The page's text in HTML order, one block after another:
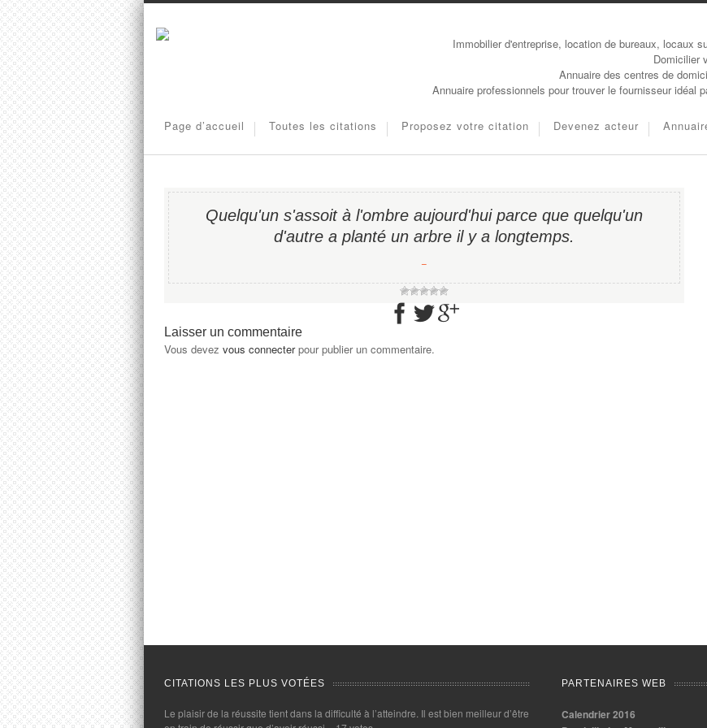
Immobilier d'entreprise, location de bureaux, locaux
Domicilier
Annuaire des centres de
Annuaire professionnels pour trouver le fournisseur idéal
Page d’accueil Toutes les citations Proposez votre citation Devenez acteur
Quelqu'un s'assoit à l'ombre aujourd'hui parce que quelqu'un
d'autre a planté un arbre il y a longtemps.
−
Laisser un commentaire
Vous devez vous connecterpour publier un commentaire.
CITATIONS LES PLUS VOTÉES
Le plaisir de la réussite tient dans la difficulté à l’atteindre. Il est bien meilleur d’être
PARTENAIRES WEB
Calendrier 2016